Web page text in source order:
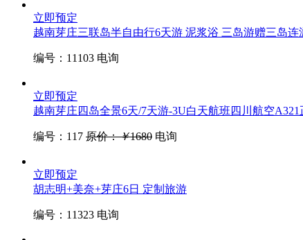
立即预定
越南芽庄三联岛半自由行6天游 泥浆浴 三岛游赠三岛连
编号：11103 电询
立即预定
越南芽庄四岛全景6天/7天游-3U白天航班 四川航空
编号：117 原价：￥1680 电询
立即预定
胡志明+美奈+芽庄6日 定制旅游
编号：11323 电询